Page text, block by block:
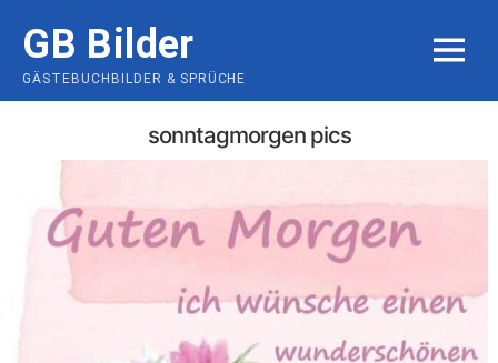
content
GB Bilder
GÄSTEBUCHBILDER & SPRÜCHE
MENU
sonntagmorgen pics